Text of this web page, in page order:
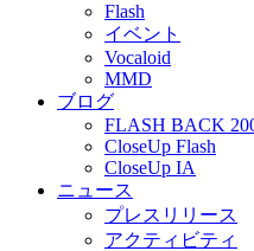
Flash
イベント
Vocaloid
MMD
ブログ
FLASH BACK
CloseUp Flash
CloseUp IA
ニュース
プレスリリース
アクティビティ